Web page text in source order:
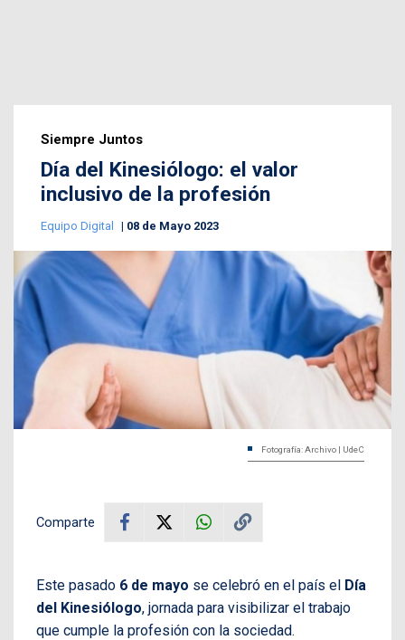
Siempre Juntos
Día del Kinesiólogo: el valor
inclusivo de la profesión
Equipo Digital 08 de Mayo 2023
Fotografía: Archivo | UdeC
Comparte
Este pasado 6 de mayo se celebró en el país el Día
del Kinesiólogo, jornada para visibilizar el trabajo
que cumple la profesión con la sociedad.